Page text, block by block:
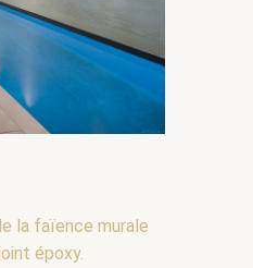
la faïence murale
époxy.